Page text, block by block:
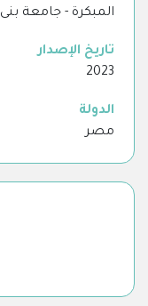
المبكرة - جامعة
تاريخ الإصدار
2023
الدولة
مصر